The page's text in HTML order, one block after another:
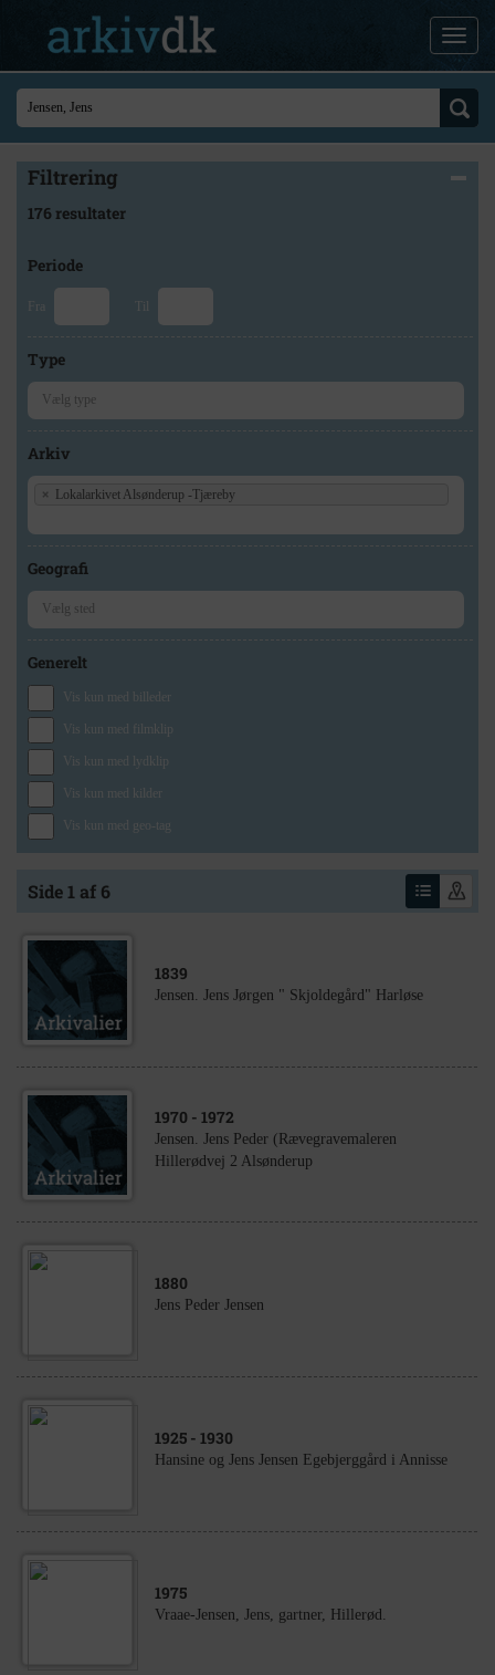
Filtrering
176 resultater
Periode
Fra Til
Type
Arkiv
× Lokalarkivet Alsønderup -Tjæreby
Geografi
Generelt
Vis kun med billeder
Vis kun med filmklip
Vis kun med lydklip
Vis kun med kilder
Vis kun med geo-tag
Side 1 af 6
1839
Jensen. Jens Jørgen " Skjoldegård" Harløse
1970 - 1972
Jensen. Jens Peder (Rævegravemaleren
Hillerødvej 2 Alsønderup
1880
Jens Peder Jensen
1925 - 1930
Hansine og Jens Jensen Egebjerggård i Annisse
1975
Vraae-Jensen, Jens, gartner, Hillerød.